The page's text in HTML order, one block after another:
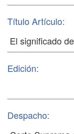
Título Artículo:
Edición:
Despacho: